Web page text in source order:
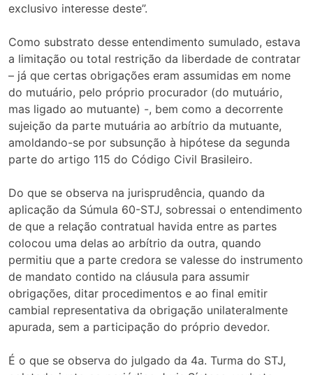
exclusivo interesse deste”.
Como substrato desse entendimento sumulado, estava
a limitação ou total restrição da liberdade de contratar
– já que certas obrigações eram assumidas em nome
do mutuário, pelo próprio procurador (do mutuário,
mas ligado ao mutuante) -, bem como a decorrente
sujeição da parte mutuária ao arbítrio da mutuante,
amoldando-se por subsunção à hipótese da segunda
parte do artigo 115 do Código Civil Brasileiro.
Do que se observa na jurisprudência, quando da
aplicação da Súmula 60-STJ, sobressai o entendimento
de que a relação contratual havida entre as partes
colocou uma delas ao arbítrio da outra, quando
permitiu que a parte credora se valesse do instrumento
de mandato contido na cláusula para assumir
obrigações, ditar procedimentos e ao final emitir
cambial representativa da obrigação unilateralmente
apurada, sem a participação do próprio devedor.
É o que se observa do julgado da 4a. Turma do STJ,